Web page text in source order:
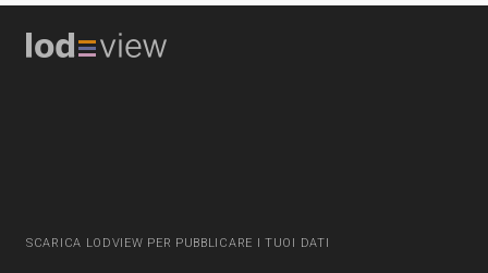
SCARICA LODVIEW PER PUBBLICARE I TUOI DATI